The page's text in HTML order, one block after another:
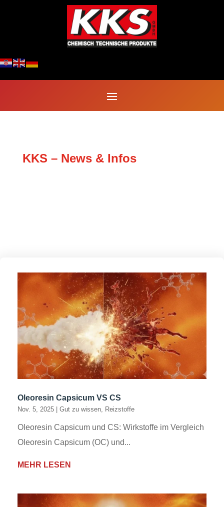
KKS – News & Infos
Oleoresin Capsicum VS CS
Nov. 5, 2025 | Gut zu wissen Reizstoffe
Oleoresin Capsicum und CS: Wirkstoffe im Vergleich
Oleoresin Capsicum (OC) und...
MEHR LESEN